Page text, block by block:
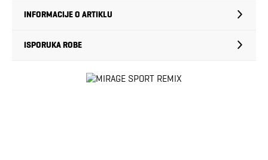
INFORMACIJE O ARTIKLU
ISPORUKA ROBE